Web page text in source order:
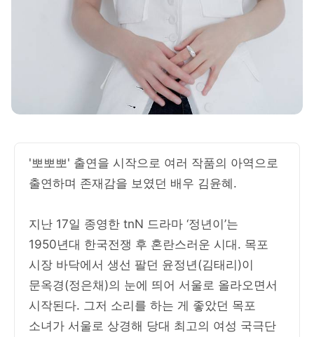
'뽀뽀뽀' 출연을 시작으로 여러 작품의 아역으로
출연하며 존재감을 보였던 배우 김윤혜.
지난 17일 종영한 tnN 드라마 ‘정년이’는
1950년대 한국전쟁 후 혼란스러운 시대. 목포
시장 바닥에서 생선 팔던 윤정년(김태리)이
문옥경(정은채)의 눈에 띄어 서울로 올라오면서
시작된다. 그저 소리를 하는 게 좋았던 목포
소녀가 서울로 상경해 당대 최고의 여성 국극단